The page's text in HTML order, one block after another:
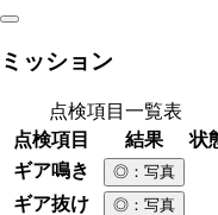
ミッション
点検項目一覧表
点検項目
結果
状
ギア鳴き
◎ ：写真
ギア抜け ◎ ：写真